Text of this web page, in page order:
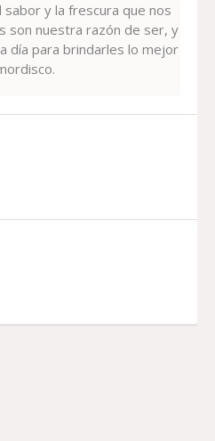
y la frescura que nos
son nuestra razón de ser, y
día para brindarles lo mejor